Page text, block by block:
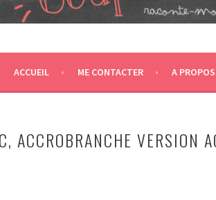
CA NOUS PROPULSE SUPER MAMAN!
ACCUEIL ME CONTACTER A PROPOS
ACCROBRANCHE VERSION